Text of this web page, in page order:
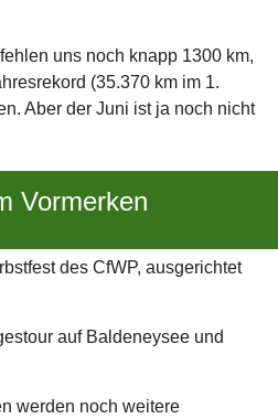
uns noch knapp 1300 km,
(35.370 km im 1.
Aber der Juni ist ja noch nicht
Vormerken
des CfWP, ausgerichtet
auf Baldeneysee und
werden noch weitere